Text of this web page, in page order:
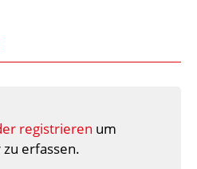
registrieren um
erfassen.